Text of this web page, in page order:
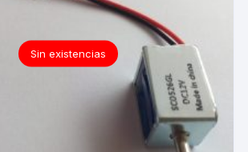
Sin existencias